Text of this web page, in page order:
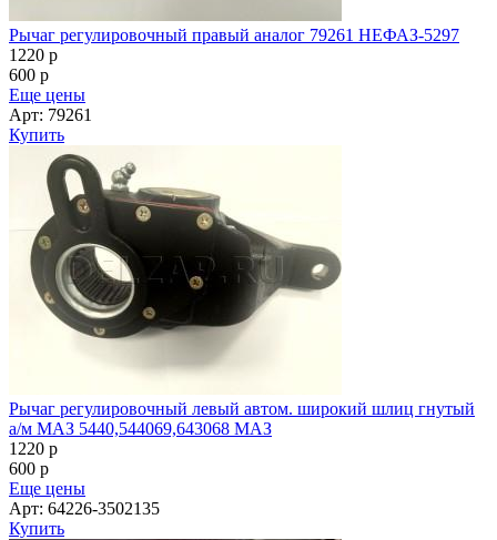
Рычаг регулировочный правый аналог 79261 НЕФАЗ-5297
1220 p
600 p
Еще цены
Арт: 79261
Купить
Рычаг регулировочный левый автом. широкий шлиц гнутый
а/м МАЗ 5440,544069,643068 МАЗ
1220 p
600 p
Еще цены
Арт: 64226-3502135
Купить